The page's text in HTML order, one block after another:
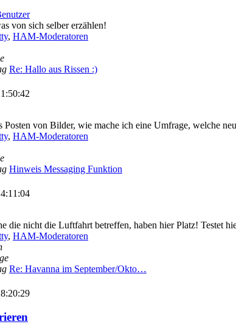
von sich selber erzählen!
, HAM-Moderatoren
Re: Hallo aus Rissen :)
Posten von Bilder, wie mache ich eine Umfrage, welche
, HAM-Moderatoren
Hinweis Messaging Funktion
die nicht die Luftfahrt betreffen, haben hier Platz! Testet
, HAM-Moderatoren
Re: Havanna im September/Okto…